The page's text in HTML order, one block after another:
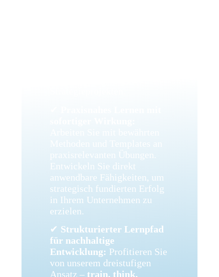
praxisrelevanten Übungen.
Entwickeln Sie direkt
anwendbare Fähigkeiten, um
strategisch fundierten Erfolg
in Ihrem Unternehmen zu
erzielen.
✔ Strukturierter Lernpfad
für nachhaltige
Entwicklung: Profitieren Sie
von unserem dreistufigen
Ansatz –train, think,